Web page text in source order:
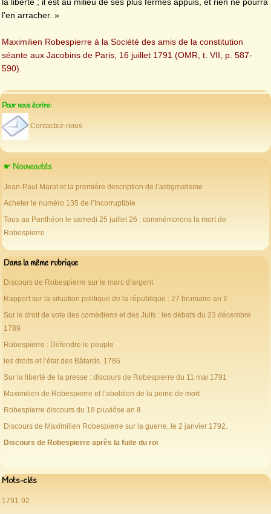
la liberté ; il est au milieu de ses plus fermes appuis, et rien ne pourra
l’en arracher. »
Maximilien Robespierre à la Société des amis de la constitution
séante aux Jacobins de Paris, 16 juillet 1791 (OMR, t. VII, p. 587-
590).
Pour nous écrire:
Contactez-nous
☛ Nouveautés
Jean-Paul Marat et la première description de l’astigmatisme
Acheter le numéro 135 de l’Incorruptible
Tous au Panthéon le samedi 25 juillet 26 : commémorons la mort de
Robespierre
Dans la même rubrique
Discours de Robespierre sur le marc d’argent
Rapport sur la situation politique de la république : 27 brumaire an II
Sur le droit de vote des comédiens et des Juifs : les débats du 23 décembre
1789
Robespierre : Défendre le peuple
les droits et l’état des Bâtards. 1786
Sur la liberté de la presse : discours de Robespierre du 11 mai 1791
Maximilien de Robespierre et l’abolition de la peine de mort
Robespierre discours du 18 pluviôse an II
Discours de Maximilien Robespierre sur la guerre, le 2 janvier 1792.
Discours de Robespierre après la fuite du roi
Mots-clés
1791-92